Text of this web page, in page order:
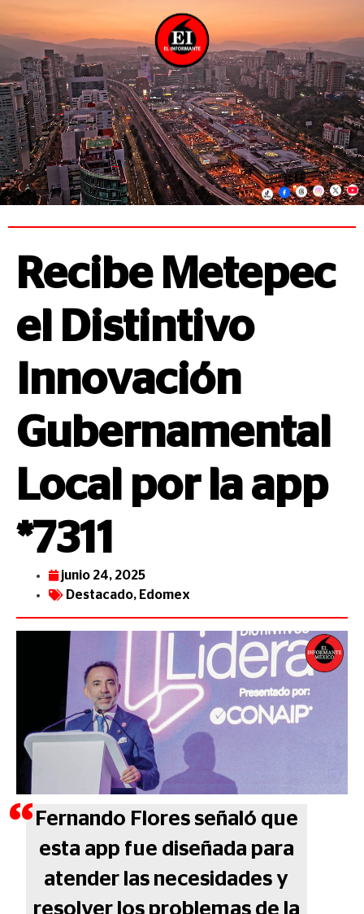
Recibe Metepec
el Distintivo
Innovación
Gubernamental
Local por la app
*7311
junio 24, 2025
Destacado, Edomex
Fernando Flores señaló que
esta app fue diseñada para
atender las necesidades y
resolver los problemas de la